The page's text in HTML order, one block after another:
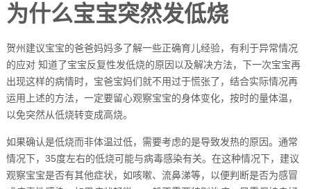
为什么宝宝突然发低烧
贺州建议宝宝的爸爸妈妈多了解一些正确育儿经验，有利于异常情况
的应对 知道了宝宝反复性发低烧的原因以及解决方法，下一次宝宝再
出现这样的病情时，宝爸宝妈们就不用过于慌张了，结合实际情况再
运用上述的方法，一定要留心观察宝宝的身体变化，按时的量体温，
以免突然从低烧转变成高烧。
如果确认是低烧而非体温过低，需要考虑的是导致发热的原因。通常
情况下，35度左右的低烧可能与病毒感染有关。在这种情况下，建议
观察宝宝是否有其他症状，如咳嗽、流鼻涕等，以便判断是否为感冒